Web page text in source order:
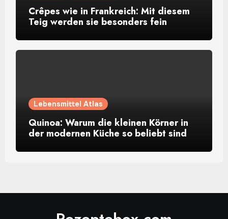
Crêpes wie in Frankreich: Mit diesem
Teig werden sie besonders fein
Lebensmittel Atlas
Quinoa: Warum die kleinen Körner in
der modernen Küche so beliebt sind